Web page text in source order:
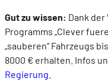
Gut zu wissen: Dank
Programms „Clever
„sauberen“ Fahrzeugs
8000 € erhalten. Infos
Regierung